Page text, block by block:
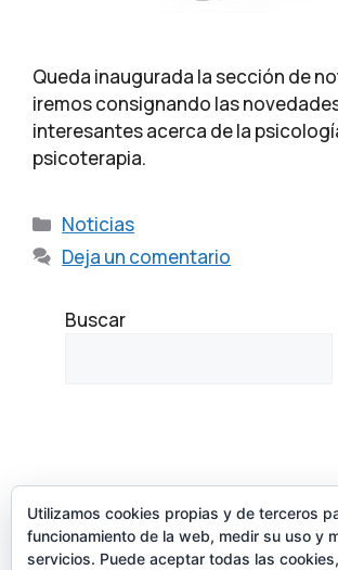
Queda inaugurada la sección de
iremos consignando las
interesantes acerca de la
psicoterapia.
Categorías
Noticias
Deja un comentario
Buscar
Utilizamos cookies propias y de terceros
funcionamiento de la web, medir su uso y
servicios. Puede aceptar todas las